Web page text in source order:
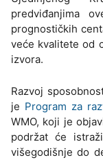
predviđanjima
prognostičkih
veće kvalitete od
izvora.
Razvoj
je Program za
WMO, koji je
podržat će
višegodišnje do